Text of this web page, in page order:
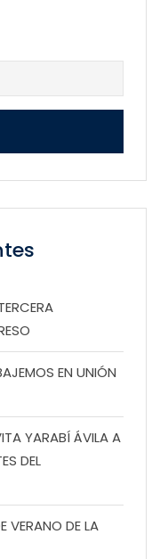
EN UNIÓN
YARABÍ ÁVILA A
DEL
VERANO DE LA